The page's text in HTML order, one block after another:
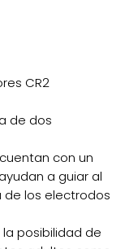
CR2
de dos
con un
a guiar al
de los electrodos
la posibilidad de